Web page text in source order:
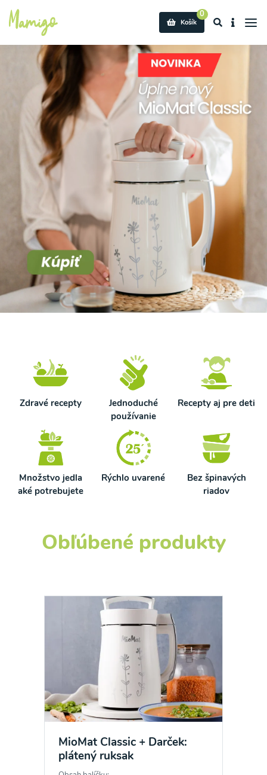
0
Košík
Zdravé recepty
Jednoduché
používanie
Recepty aj pre deti
Množstvo jedla
aké potrebujete
Rýchlo uvarené
Bez špinavých
riadov
Obľúbené produkty
MioMat Classic + Darček:
plátený ruksak